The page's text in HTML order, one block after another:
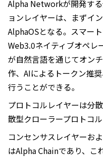
Alpha Networkが開発す
ョンレイヤーは、まずイ
AlphaOSとなる。スマー
Web3.0ネイティブオペレ
が自然言語を通じてオン
作、AIによるトークン推
行うことができる。
プロトコルレイヤーは分
散型クローラープロトコ
コンセンサスレイヤーお
はAlpha Chainであり、